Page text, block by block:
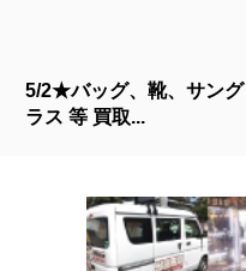
5/2★バッグ、靴、サング
ラス 等 買取...